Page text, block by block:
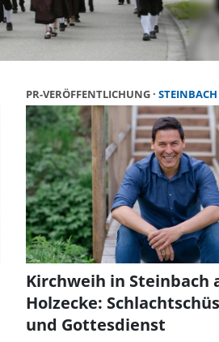
PR-VERÖFFENTLICHUNG STEINBACH AN DER
Kirchweih in Steinbach
Holzecke:
und Gottesdienst